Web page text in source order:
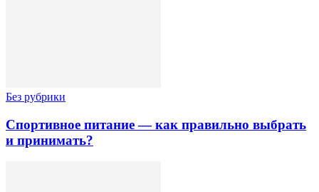
Без рубрики
Спортивное питание — как правильно выбрать
и принимать?